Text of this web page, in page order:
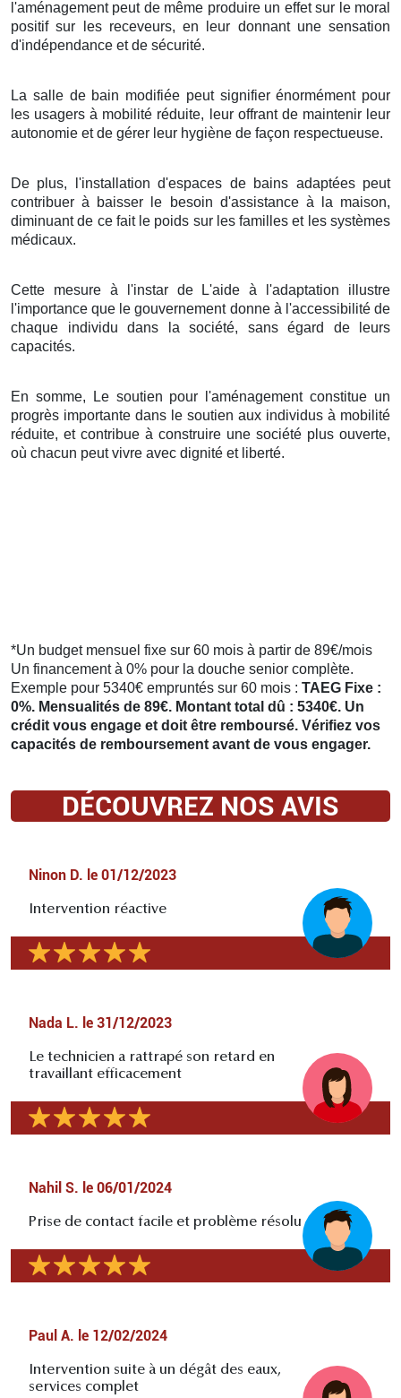
l'aménagement peut de même produire un effet sur le moral
positif sur les receveurs, en leur donnant une sensation
d'indépendance et de sécurité.
La salle de bain modifiée peut signifier énormément pour
les usagers à mobilité réduite, leur offrant de maintenir leur
autonomie et de gérer leur hygiène de façon respectueuse.
De plus, l'installation d'espaces de bains adaptées peut
contribuer à baisser le besoin d'assistance à la maison,
diminuant de ce fait le poids sur les familles et les systèmes
médicaux.
Cette mesure à l'instar de L'aide à l'adaptation illustre
l'importance que le gouvernement donne à l'accessibilité de
chaque individu dans la société, sans égard de leurs
capacités.
En somme, Le soutien pour l'aménagement constitue un
progrès importante dans le soutien aux individus à mobilité
réduite, et contribue à construire une société plus ouverte,
où chacun peut vivre avec dignité et liberté.
*Un budget mensuel fixe sur 60 mois à partir de 89€/mois
Un financement à 0% pour la douche senior complète.
Exemple pour 5340€ empruntés sur 60 mois : TAEG Fixe :
0%. Mensualités de 89€. Montant total dû : 5340€. Un
crédit vous engage et doit être remboursé. Vérifiez vos
capacités de remboursement avant de vous engager.
DÉCOUVREZ NOS AVIS
Ninon D. le 01/12/2023
Intervention réactive
Nada L. le 31/12/2023
Le technicien a rattrapé son retard en
travaillant efficacement
Nahil S. le 06/01/2024
Prise de contact facile et problème résolu
Paul A. le 12/02/2024
Intervention suite à un dégât des eaux,
services complet